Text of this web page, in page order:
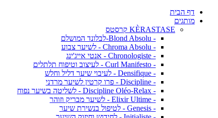
דף הבית
מותגים
KÈRASTASE קרסטס
- Blond Absolu-לבלונד המושלם
- Chroma Absolu - לשיער צבוע
- Chronologiste - אנטי אייג'ינג
- Curl Manifesto - לעיצוב וטיפוח תלתלים
- Densifique - לעיבוי שיער דליל וחלש
- Discipline - פרו קרטין לשיער מרדני
- Discipline Oléo-Relax - לשליטה בשיער נפוח
- Elixir Ultime - לשיער מבריק וזוהר
- Genesis - לטיפול בנשירת שיער